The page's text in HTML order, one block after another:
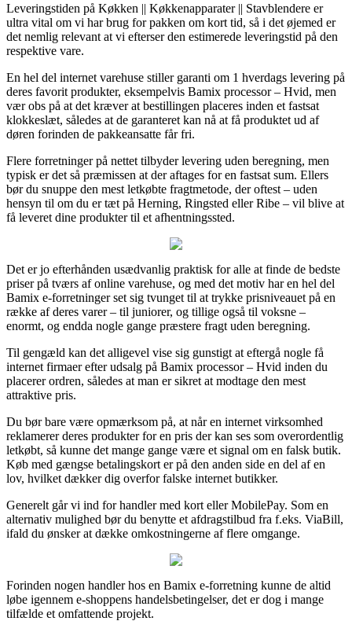
Leveringstiden på Køkken || Køkkenapparater || Stavblendere er
ultra vital om vi har brug for pakken om kort tid, så i det øjemed er
det nemlig relevant at vi efterser den estimerede leveringstid på den
respektive vare.
En hel del internet varehuse stiller garanti om 1 hverdags levering på
deres favorit produkter, eksempelvis Bamix processor – Hvid, men
vær obs på at det kræver at bestillingen placeres inden et fastsat
klokkeslæt, således at de garanteret kan nå at få produktet ud af
døren forinden de pakkeansatte får fri.
Flere forretninger på nettet tilbyder levering uden beregning, men
typisk er det så præmissen at der aftages for en fastsat sum. Ellers
bør du snuppe den mest letkøbte fragtmetode, der oftest – uden
hensyn til om du er tæt på Herning, Ringsted eller Ribe – vil blive at
få leveret dine produkter til et afhentningssted.
Det er jo efterhånden usædvanlig praktisk for alle at finde de bedste
priser på tværs af online varehuse, og med det motiv har en hel del
Bamix e-forretninger set sig tvunget til at trykke prisniveauet på en
række af deres varer – til juniorer, og tillige også til voksne –
enormt, og endda nogle gange præstere fragt uden beregning.
Til gengæld kan det alligevel vise sig gunstigt at eftergå nogle få
internet firmaer efter udsalg på Bamix processor – Hvid inden du
placerer ordren, således at man er sikret at modtage den mest
attraktive pris.
Du bør bare være opmærksom på, at når en internet virksomhed
reklamerer deres produkter for en pris der kan ses som overordentlig
letkøbt, så kunne det mange gange være et signal om en falsk butik.
Køb med gængse betalingskort er på den anden side en del af en
lov, hvilket dækker dig overfor falske internet butikker.
Generelt går vi ind for handler med kort eller MobilePay. Som en
alternativ mulighed bør du benytte et afdragstilbud fra f.eks. ViaBill,
ifald du ønsker at dække omkostningerne af flere omgange.
Forinden nogen handler hos en Bamix e-forretning kunne de altid
løbe igennem e-shoppens handelsbetingelser, det er dog i mange
tilfælde et omfattende projekt.